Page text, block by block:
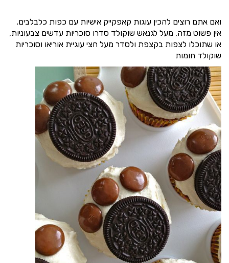
ואם אתם רוצים להכין עוגות קאפקייק אישיות עם כפות כלבלבים,
אין פשוט מזה, מעל לגנאש שוקולד סדרו סוכריות עדשים צבעוניות,
או שתוכלו לצפות בקצפת ולסדר מעל חצי עוגיית אוריאו וסוכריות
שוקולד חומות